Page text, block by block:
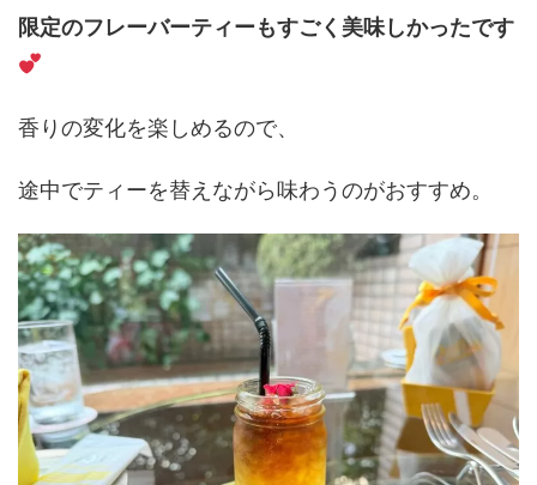
限定のフレーバーティーもすごく美味しかったです
香りの変化を楽しめるので、
途中でティーを替えながら味わうのがおすすめ。